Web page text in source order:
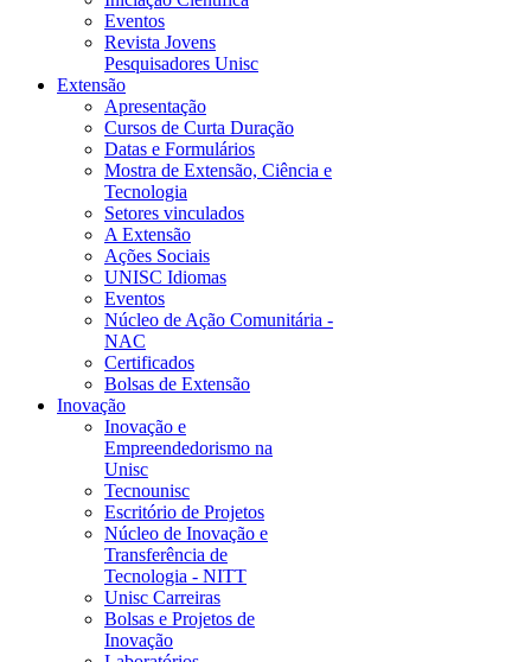
Eventos
Revista Jovens
Pesquisadores Unisc
Extensão
Apresentação
Cursos de Curta Duração
Datas e Formulários
Mostra de Extensão, Ciência e
Tecnologia
Setores vinculados
A Extensão
Ações Sociais
UNISC Idiomas
Eventos
Núcleo de Ação Comunitária -
NAC
Certificados
Bolsas de Extensão
Inovação
Inovação e
Empreendedorismo na
Unisc
Tecnounisc
Escritório de Projetos
Núcleo de Inovação e
Transferência de
Tecnologia - NITT
Unisc Carreiras
Bolsas e Projetos de
Inovação